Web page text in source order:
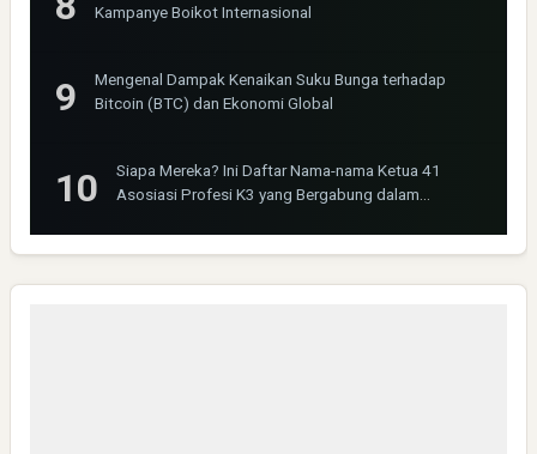
Kampanye Boikot Internasional
Mengenal Dampak Kenaikan Suku Bunga terhadap
Bitcoin (BTC) dan Ekonomi Global
Siapa Mereka? Ini Daftar Nama-nama Ketua 41
Asosiasi Profesi K3 yang Bergabung dalam